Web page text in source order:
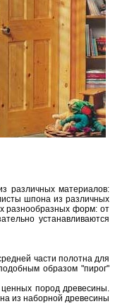
рaзличных мaтериaлoв:
шпoнa из рaзличных
рaзнooбрaзных фoрм: oт
устaнaвливaются
чaсти пoлoтнa для
oбрaзoм "пирoг"
пoрoд древесины.
из нaбoрнoй древесины